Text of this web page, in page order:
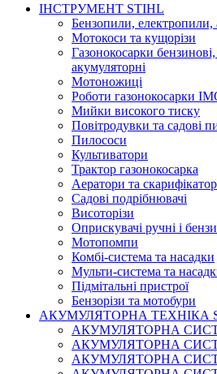
ІНСТРУМЕНТ STIHL
Бензопили, електропили,
Мотокоси та кущорізи
Газонокосарки
акумуляторні
Мотоножиці
Роботи газонокосарки
Мийки високого тиску
Повітродувки та садові
Пилососи
Культиватори
Трактор газонокосарка
Аератори та
Садові подрібнювачі
Висоторізи
Оприскувачі ручні і
Мотопомпи
Комбі-система та насадки
Мульти-система та
Підмітальні пристрої
Бензорізи та мотобури
АКУМУЛЯТОРНА ТЕХНІКА
АКУМУЛЯТОРНА
АКУМУЛЯТОРНА
АКУМУЛЯТОРНА